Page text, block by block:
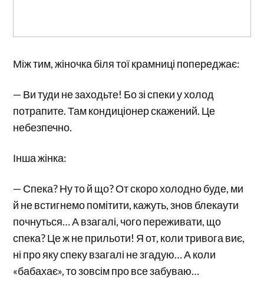
Між тим, жіночка біля тої крамниці попереджає:
— Ви туди не заходьте! Бо зі спеки у холод
потрапите. Там кондиціонер скажений. Це
небезпечно.
Інша жінка:
— Спека? Ну то й що? От скоро холодно буде, ми
й не встигнемо помітити, кажуть, знов блекаути
почнуться… А взагалі, чого переживати, що
спека? Це ж не прильоти! Я от, коли тривога виє,
ні про яку спеку взагалі не згадую… А коли
«бабахає», то зовсім про все забуваю…